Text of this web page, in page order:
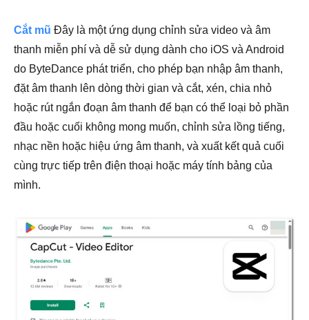
Cắt mũ Đây là một ứng dụng chỉnh sửa video và âm
thanh miễn phí và dễ sử dụng dành cho iOS và Android
do ByteDance phát triển, cho phép bạn nhập âm thanh,
đặt âm thanh lên dòng thời gian và cắt, xén, chia nhỏ
hoặc rút ngắn đoạn âm thanh để bạn có thể loại bỏ phần
đầu hoặc cuối không mong muốn, chỉnh sửa lồng tiếng,
nhạc nền hoặc hiệu ứng âm thanh, và xuất kết quả cuối
cùng trực tiếp trên điện thoại hoặc máy tính bảng của
mình.